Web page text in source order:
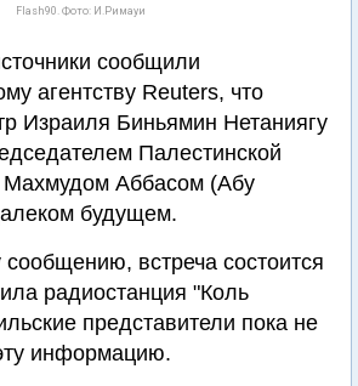
Flash90. Фото: И.Римауи
сообщили
агентству Reuters, что
Израиля Биньямин Нетаниягу
Палестинской
Махмудом Аббасом (Абу
будущем.
встреча состоится
радиостанция "Коль
представители пока не
информацию.